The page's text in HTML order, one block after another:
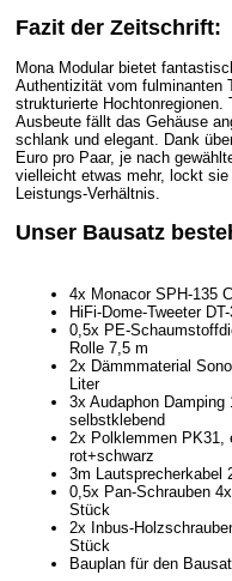
Fazit der Zeitschrift:
Mona Modular bietet
Authentizität vom fulminanten
strukturierte Hochtonregionen.
Ausbeute fällt das Gehäuse
schlank und elegant. Dank
Euro pro Paar, je nach
vielleicht etwas mehr, lockt
Leistungs-Verhältnis.
Unser Bausatz
4x Monacor SPH-135
HiFi-Dome-Tweeter
0,5x PE-
Rolle 7,5 m
2x Dämmmaterial
Liter
3x Audaphon
selbstklebend
2x Polklemmen PK31,
rot+schwarz
3m Lautsprecherkabel
0,5x Pan-Schrauben
Stück
2x Inbus-
Stück
Bauplan für den